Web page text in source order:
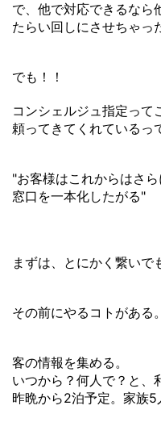
で、他で対応できるなら
たらい回しにさせちゃっ
でも！！
コンシェルジュ指定って
頼ってきてくれているっ
"お客様はこれからはさら
窓口を一本化したがる"
まずは、とにかく繋いで
その前にやるコトがある。
客の情報を集める。
いつから？何人で？と、
昨晩から2泊予定。家族5